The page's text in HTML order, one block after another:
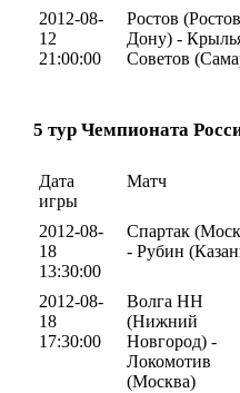
2012-08-
12
21:00:00
Ростов
Дону) -
Советов
5 тур Чемпионата
Дата
игры
Матч
2012-08-
18
13:30:00
Спартак
- Рубин
2012-08-
18
17:30:00
Волга НН
(Нижний
Новгород) -
Локомотив
(Москва)